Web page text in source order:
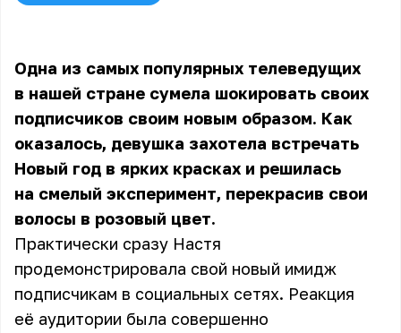
Одна из самых популярных телеведущих
в нашей стране сумела шокировать своих
подписчиков своим новым образом. Как
оказалось, девушка захотела встречать
Новый год в ярких красках и решилась
на смелый эксперимент, перекрасив свои
волосы в розовый цвет.
Практически сразу Настя
продемонстрировала свой новый имидж
подписчикам в социальных сетях. Реакция
её аудитории была совершенно